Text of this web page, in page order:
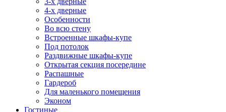
4-х дверные
Особенности
Во всю стену
Встроенные шкафы-купе
Под потолок
Раздвижные шкафы-купе
Открытая секция посередине
Распашные
Гардероб
Для маленького помещения
Эконом
Гостиные